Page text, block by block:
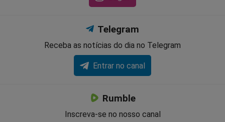
Telegram
Receba as notícias do dia no Telegram
Entrar no canal
Rumble
Inscreva-se no nosso canal